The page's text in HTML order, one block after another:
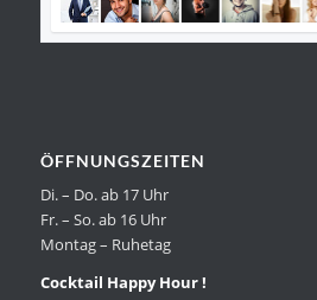
ÖFFNUNGSZEITEN
Di. – Do. ab 17 Uhr
Fr. – So. ab 16 Uhr
Montag – Ruhetag
Cocktail Happy Hour !